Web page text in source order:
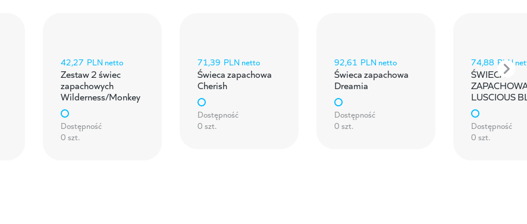
42,27 PLN netto
Zestaw 2 świec
zapachowych
Wilderness/Monkey
Dostępność
0 szt.
71,39 PLN netto
Świeca zapachowa
Cherish
Dostępność
0 szt.
92,61 PLN netto
Świeca zapachowa
Dreamia
Dostępność
0 szt.
74,88 PLN
ŚWIECA
LUSCIOUS
Dostępność
0 szt.